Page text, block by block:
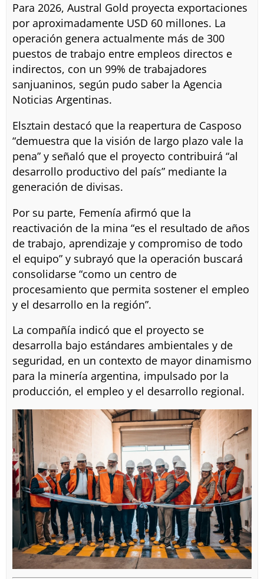
Para 2026, Austral Gold proyecta exportaciones
por aproximadamente USD 60 millones. La
operación genera actualmente más de 300
puestos de trabajo entre empleos directos e
indirectos, con un 99% de trabajadores
sanjuaninos, según pudo saber la Agencia
Noticias Argentinas.
Elsztain destacó que la reapertura de Casposo
“demuestra que la visión de largo plazo vale la
pena” y señaló que el proyecto contribuirá “al
desarrollo productivo del país” mediante la
generación de divisas.
Por su parte, Femenía afirmó que la
reactivación de la mina “es el resultado de años
de trabajo, aprendizaje y compromiso de todo
el equipo” y subrayó que la operación buscará
consolidarse “como un centro de
procesamiento que permita sostener el empleo
y el desarrollo en la región”.
La compañía indicó que el proyecto se
desarrolla bajo estándares ambientales y de
seguridad, en un contexto de mayor dinamismo
para la minería argentina, impulsado por la
producción, el empleo y el desarrollo regional.